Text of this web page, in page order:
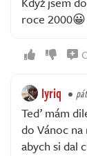
roce 2000😀
lyriq
Teď mám
do Vánoc
abych si dal